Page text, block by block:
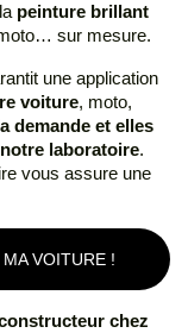
peinture brillant
sur mesure.
une application
voiture, moto,
demande et elles
laboratoire.
vous assure une
VOITURE !
chez